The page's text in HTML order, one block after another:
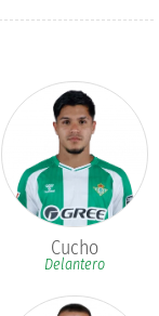
Cucho
Delantero